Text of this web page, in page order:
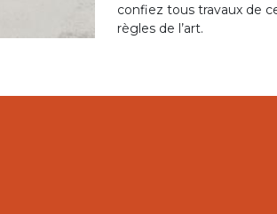
confiez tous travaux de
règles de l’art.